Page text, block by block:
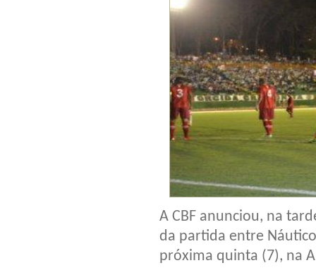
A CBF anunciou, na
da partida entre
próxima quinta (7), na